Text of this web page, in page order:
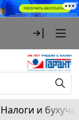
Налоги и